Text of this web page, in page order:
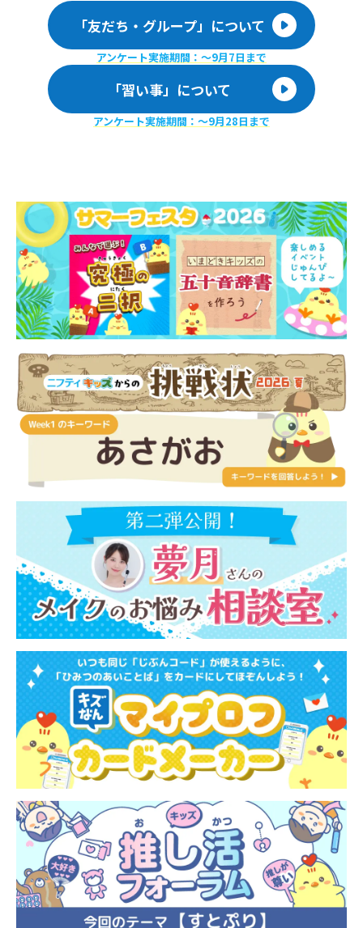
「友だち・グループ」について
アンケート実施期間：〜9月7日まで
「習い事」について
アンケート実施期間：〜9月28日まで